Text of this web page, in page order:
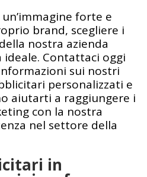
forte e
brand, scegliere i
nostra azienda
Contattaci oggi
sui nostri
personalizzati e
aiutarti a raggiungere i
con la nostra
nel settore della
in